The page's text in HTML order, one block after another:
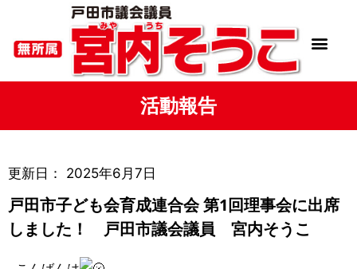
活動報告
更新日： 2025年6月7日
戸田市子ども会育成連合会 第1回理事会に出席
しました！ 戸田市議会議員 宮内そうこ